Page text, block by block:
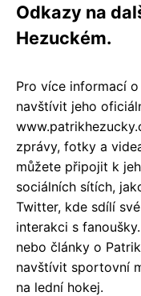
Odkazy na
Hezuckém.
Pro více informací
navštívit jeho
zprávy, fotky a
můžete připojit k
sociálních sítích,
Twitter, kde sdílí
interakci s
nebo články o
navštívit sportovní
na lední hokej.